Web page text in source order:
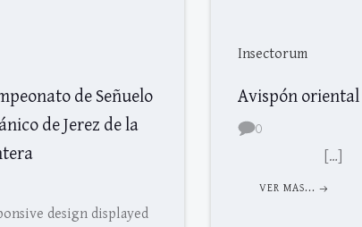
de Señuelo
de Jerez de la
design displayed
Insectorum
Avispón oriental
0
[…]
VER MAS...